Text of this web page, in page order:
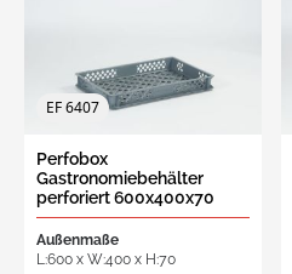
EF 6407
Perfobox
Gastronomiebehälter
perforiert 600x400x70
mm, 12L dichte Griff
Außenmaße
L:600 x W:400 x H:70